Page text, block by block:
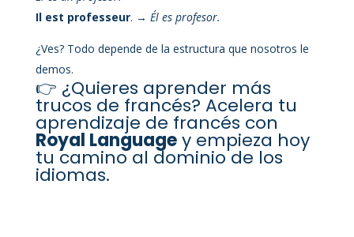
Il est professeur. → Él es profesor.
¿Ves? Todo depende de la estructura que nosotros le
demos.
👉 ¿Quieres aprender más
trucos de francés? Acelera tu
aprendizaje de francés con
Royal Languagey empieza hoy
tu camino al dominio de los
idiomas.